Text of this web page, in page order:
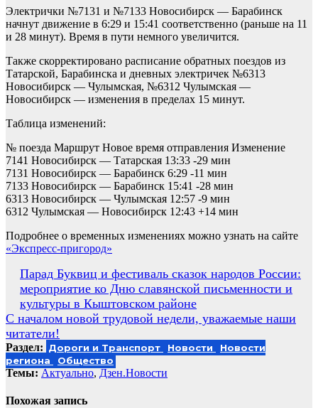
Электрички №7131 и №7133 Новосибирск — Барабинск
начнут движение в 6:29 и 15:41 соответственно (раньше на 11
и 28 минут). Время в пути немного увеличится.
Также скорректировано расписание обратных поездов из
Татарской, Барабинска и дневных электричек №6313
Новосибирск — Чулымская, №6312 Чулымская —
Новосибирск — изменения в пределах 15 минут.
Таблица изменений:
№ поезда Маршрут Новое время отправления Изменение
7141 Новосибирск — Татарская 13:33 -29 мин
7131 Новосибирск — Барабинск 6:29 -11 мин
7133 Новосибирск — Барабинск 15:41 -28 мин
6313 Новосибирск — Чулымская 12:57 -9 мин
6312 Чулымская — Новосибирск 12:43 +14 мин
Подробнее о временных изменениях можно узнать на сайте
«Экспресс-пригород»
Навигация
по
записям
Парад Буквиц и фестиваль сказок народов России:
мероприятие ко Дню славянской письменности и
культуры в Кыштовском районе
С началом новой трудовой недели, уважаемые наши
читатели!
Раздел: Дороги и Транспорт Новости
Новости
региона
Общество
Темы: Актуально, Дзен.Новости
Похожая запись